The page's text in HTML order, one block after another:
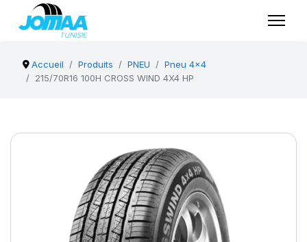
Accueil Produits PNEU
Pneu 4x4
215/70R16 100H CROSS WIND 4X4 HP